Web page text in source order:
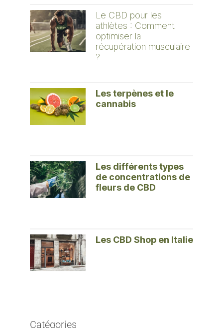
Le CBD pour les
athlètes : Comment
optimiser la
récupération musculaire
?
Les terpènes et le
cannabis
Les différents types
de concentrations de
fleurs de CBD
Les CBD Shop en Italie
Catégories